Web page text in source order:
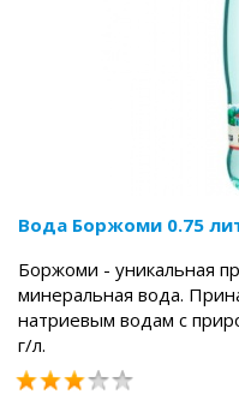
Вода Боржоми 0.75
Боржоми - уникальная
минеральная вода.
натриевым водам с
г/л.